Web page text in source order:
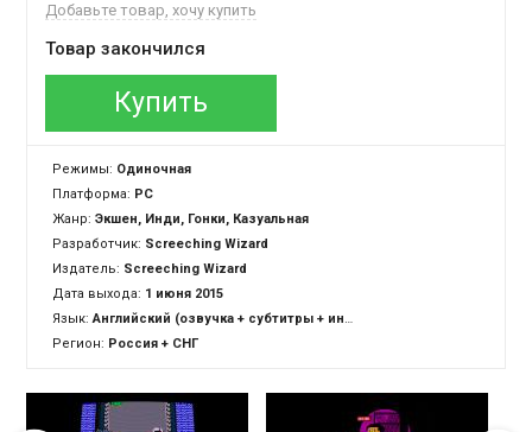
Добавьте товар, хочу купить
Товар закончился
Купить
Режимы: Одиночная
Платформа: PC
Жанр:Экшен, Инди, Гонки, Казуальная
Разработчик: Screeching Wizard
Издатель: Screeching Wizard
Дата выхода: 1 июня 2015
Язык:Английский (озвучка + субтитры + интерфейс)
Регион: Россия + СНГ